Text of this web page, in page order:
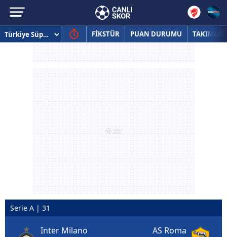
FİKSTÜR PUAN DURUMU TAKIMLAR
Serie A | 31
Inter Milano
AS Roma